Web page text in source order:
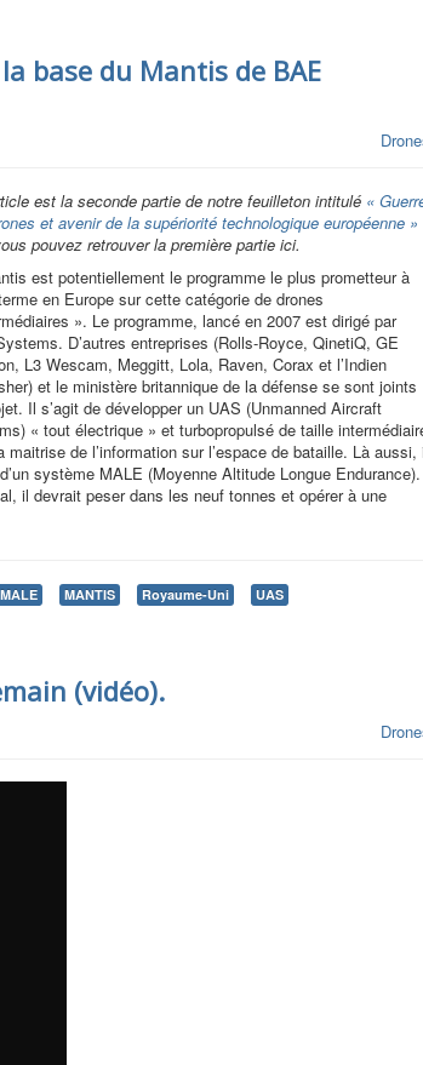
base du Mantis de BAE
est la seconde partie de notre feuilleton intitulé «
et avenir de la supériorité technologique européenne »
pouvez retrouver la première partie ici.
est potentiellement le programme le plus prometteur à
en Europe sur cette catégorie de drones
». Le programme, lancé en 2007 est dirigé par
D’autres entreprises (Rolls-Royce, QinetiQ, GE
L3 Wescam, Meggitt, Lola, Raven, Corax et l’Indien
et le ministère britannique de la défense se sont joints
Il s’agit de développer un UAS (Unmanned Aircraft
« tout électrique » et turbopropulsé de taille
maitrise de l’information sur l’espace de bataille. Là aussi,
système MALE (Moyenne Altitude Longue Endurance).
il devrait peser dans les neuf tonnes et opérer à une
MALE MANTIS Royaume-Uni UAS
(vidéo).